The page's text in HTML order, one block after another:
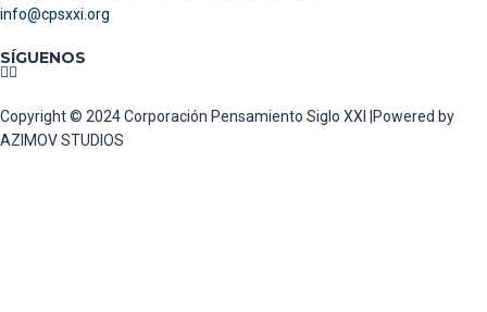
info@cpsxxi.org
SÍGUENOS
Copyright © 2024 Corporación Pensamiento Siglo XXI |Powered by
AZIMOV STUDIOS